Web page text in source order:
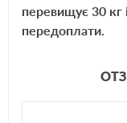
перевищує 30 кг
передоплати.